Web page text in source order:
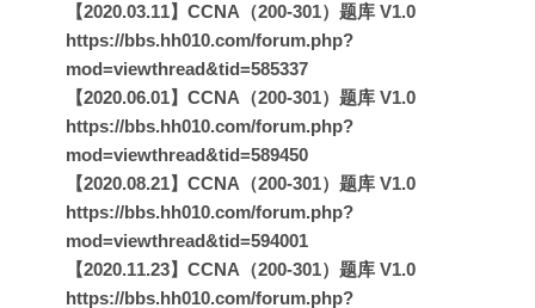
【2020.03.11】CCNA（200-301）题库 V1.0
https://bbs.hh010.com/forum.php?
mod=viewthread&tid=585337
【2020.06.01】CCNA（200-301）题库 V1.0
https://bbs.hh010.com/forum.php?
mod=viewthread&tid=589450
【2020.08.21】CCNA（200-301）题库 V1.0
https://bbs.hh010.com/forum.php?
mod=viewthread&tid=594001
【2020.11.23】CCNA（200-301）题库 V1.0
https://bbs.hh010.com/forum.php?